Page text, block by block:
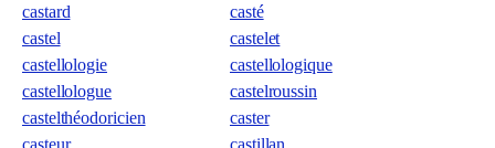
castard
casté
castel
castelet
castellologie
castellologique
castellologue
castelroussin
castelthéodoricien
caster
casteur
castillan